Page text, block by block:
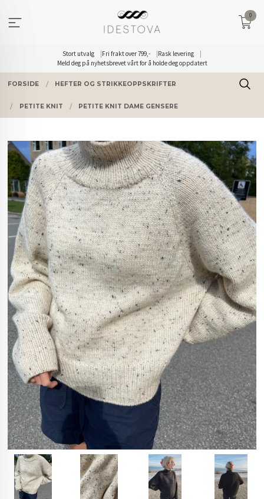
innholdet
Stort utvalg Fri frakt over 799,-
Rask levering
Meld deg på nyhetsbrevet vårt for å holde deg oppdatert
0
FORSIDE HEFTER OG STRIKKEOPPSKRIFTER
PETITE KNIT PETITE KNIT DAME GENSERE